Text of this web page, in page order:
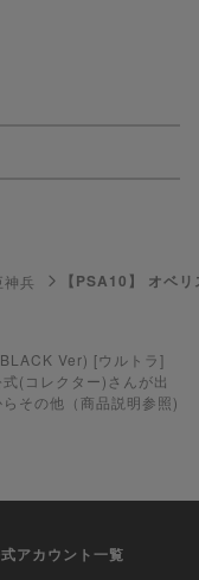
兵 【PSA10】 オベ
Ver) [ウルトラ]
(コレクター)さんが出
その他（商品説明参照)
アカウント一覧